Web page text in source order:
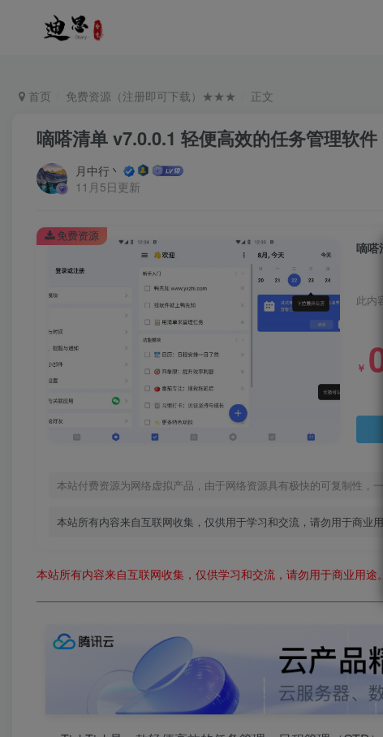
首页 免费资源（注册即可下载）★★★ 正文
嘀嗒清单 v7.0.0.1 轻便高效的任务管理软
月中行丶
11月5日更新
嘀嗒
此内
￥ 0
本站付费资源为网络虚拟产品，由于网络资源具有极快的可复制性，
本站所有内容来自互联网收集，仅供用于学习和交流，请勿用于商业
免费资源
本站所有内容来自互联网收集，仅供学习和交流，请勿用于商业用途